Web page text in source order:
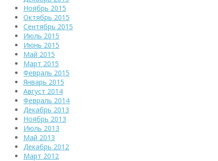
Ноябрь 2015
Октябрь 2015
Сентябрь 2015
Июль 2015
Июнь 2015
Май 2015
Март 2015
Февраль 2015
Январь 2015
Август 2014
Февраль 2014
Декабрь 2013
Ноябрь 2013
Июль 2013
Май 2013
Декабрь 2012
Март 2012